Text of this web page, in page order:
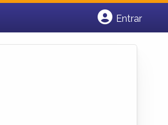
Entrar